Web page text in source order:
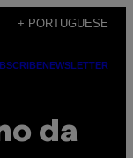
+ PORTUGUESE
NEWSLETTER
da